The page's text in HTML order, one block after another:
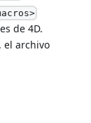
de 4D.
el archivo